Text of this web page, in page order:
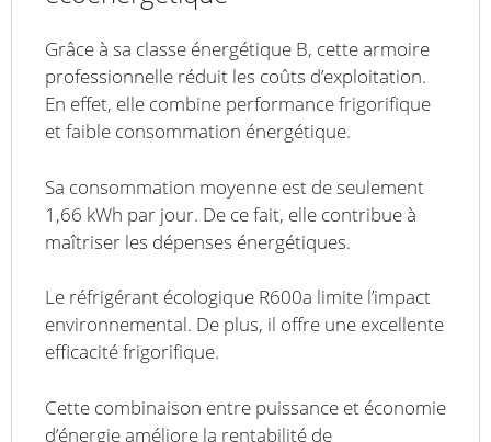
Grâce à sa classe énergétique B, cette armoire
professionnelle réduit les coûts d’exploitation.
En effet, elle combine performance frigorifique
et faible consommation énergétique.
Sa consommation moyenne est de seulement
1,66 kWh par jour. De ce fait, elle contribue à
maîtriser les dépenses énergétiques.
Le réfrigérant écologique R600a limite l’impact
environnemental. De plus, il offre une excellente
efficacité frigorifique.
Cette combinaison entre puissance et économie
d’énergie améliore la rentabilité de